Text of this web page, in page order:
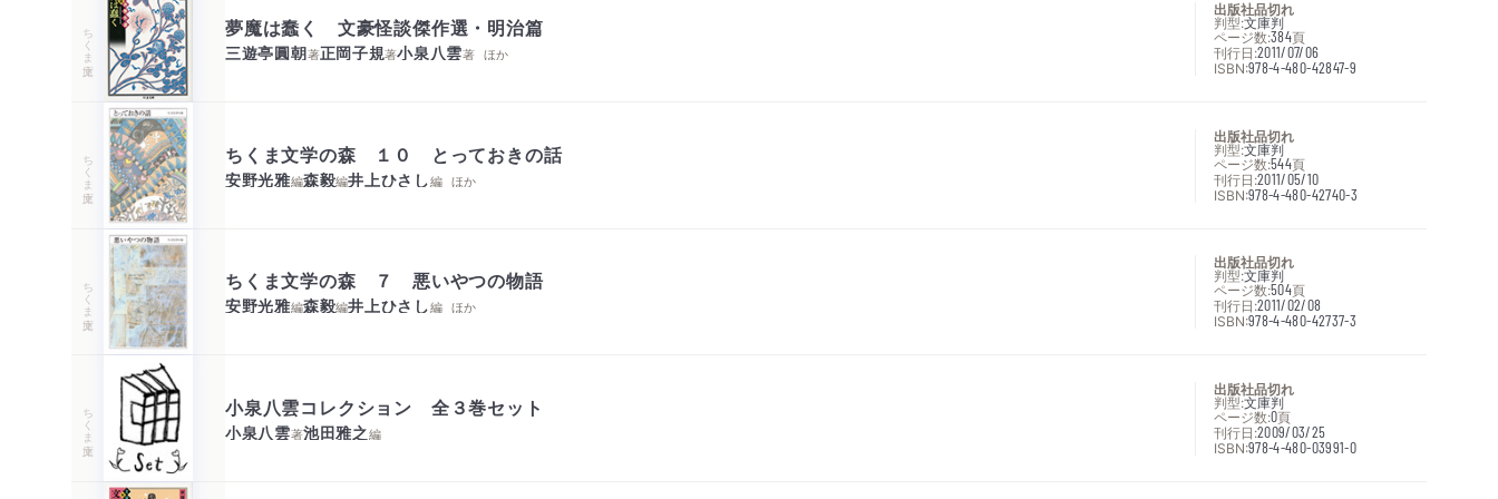
ちくま文庫 夢魔は蠢く 文豪怪談傑作選・明治篇
三遊亭圓朝著正岡子規著小泉八雲著 ほか
出版社品切れ
判型:文庫判
ページ数:384頁
刊行日:2011/07/06
ISBN:978-4-480-42847-9
ちくま文庫 ちくま文学の森 １０ とっておきの話
安野光雅編森毅編井上ひさし編 ほか
出版社品切れ
判型:文庫判
ページ数:544頁
刊行日:2011/05/10
ISBN:978-4-480-42740-3
ちくま文庫 ちくま文学の森 ７ 悪いやつの物語
安野光雅編森毅編井上ひさし編 ほか
出版社品切れ
判型:文庫判
ページ数:504頁
刊行日:2011/02/08
ISBN:978-4-480-42737-3
ちくま文庫 小泉八雲コレクション 全３巻セット
小泉八雲著池田雅之編
出版社品切れ
判型:文庫判
ページ数:0頁
刊行日:2009/03/25
ISBN:978-4-480-03991-0